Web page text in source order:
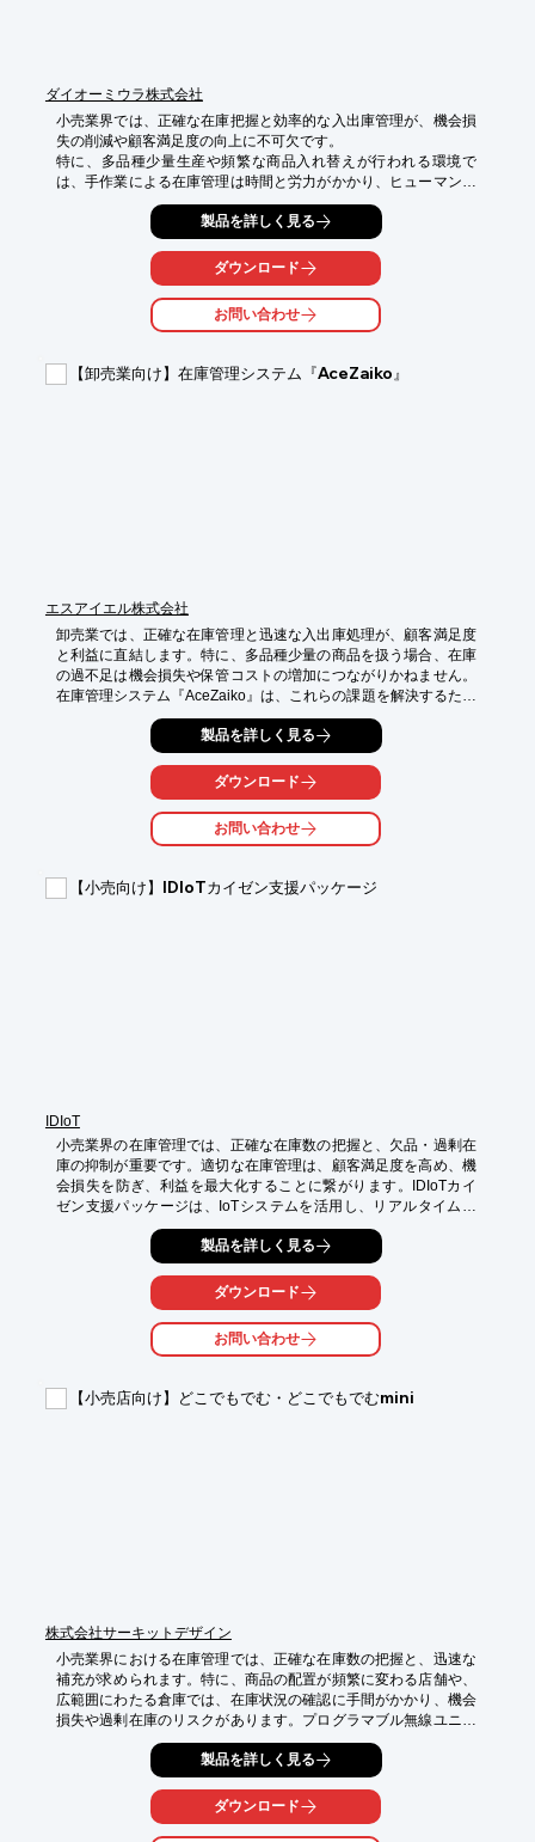
ダイオーミウラ株式会社
小売業界では、正確な在庫把握と効率的な入出庫管理が、機会損
失の削減や顧客満足度の向上に不可欠です。
特に、多品種少量生産や頻繁な商品入れ替えが行われる環境で
は、手作業による在庫管理は時間と労力がかかり、ヒューマンエ
ラーのリスクも伴います。
正確な在庫データに基づいた迅速な商品補充や、欠品防止策の実
施が、売上機会の最大化に繋がります。
当社RFタグを使用した製品管理システムは、これらの課題に対
し、正確かつ効率的な在庫管理を実現します。
・棚卸し作業
製品を詳しく見る
ダウンロード
お問い合わせ
【卸売業向け】在庫管理システム『AceZaiko』
エスアイエル株式会社
卸売業では、正確な在庫管理と迅速な入出庫処理が、顧客満足度
と利益に直結します。特に、多品種少量の商品を扱う場合、在庫
の過不足は機会損失や保管コストの増加につながりかねません。
在庫管理システム『AceZaiko』は、これらの課題を解決するため
に開発されました。
【活用シーン】
*   商品の入出庫管理
*   棚卸業務の効率化
*   在庫状況のリアルタイム把握
*   ラベル発行による商品管理
*   在庫精度向上による機会損失の削減
製品を詳しく見る
ダウンロード
お問い合わせ
【小売向け】IDIoTカイゼン支援パッケージ
IDIoT
小売業界の在庫管理では、正確な在庫数の把握と、欠品・過剰在
庫の抑制が重要です。適切な在庫管理は、顧客満足度を高め、機
会損失を防ぎ、利益を最大化することに繋がります。IDIoTカイ
ゼン支援パッケージは、IoTシステムを活用し、リアルタイムな
在庫状況の可視化と、データに基づいた改善策の実行を支援しま
【活用シーン】
・店舗の在庫管理
・倉庫の在庫管理
・商品の補充計画
・在庫数の見える化
製品を詳しく見る
ダウンロード
お問い合わせ
【小売店向け】どこでもでむ・どこでもでむmini
株式会社サーキットデザイン
小売業界における在庫管理では、正確な在庫数の把握と、迅速な
補充が求められます。特に、商品の配置が頻繁に変わる店舗や、
広範囲にわたる倉庫では、在庫状況の確認に手間がかかり、機会
損失や過剰在庫のリスクがあります。プログラマブル無線ユニッ
ト『どこでもでむ・どこでもでむmini』は、接点信号の双方向伝
送により、離れた場所にあるセンサーからの情報を確実に受信
し、在庫管理の効率化に貢献します。
【活用シーン】
*   商品棚の在庫センサーと連携し、リアルタイムな在庫状況を把
製品を詳しく見る
ダウンロード